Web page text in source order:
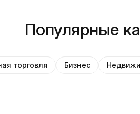
Популярные
торговля Бизнес